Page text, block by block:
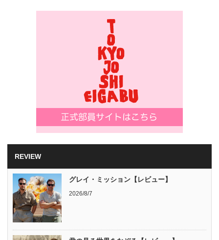
REVIEW
グレイ・ミッション【レビュー】
2026/8/7